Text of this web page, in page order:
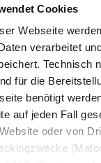
Cookies
Webseite werden
verarbeitet
Technisch
für die
benötigt
auf jeden Fall
oder von
préparés
à la traction
anciennes
fissures dont
ce cas, il ne
élasticité